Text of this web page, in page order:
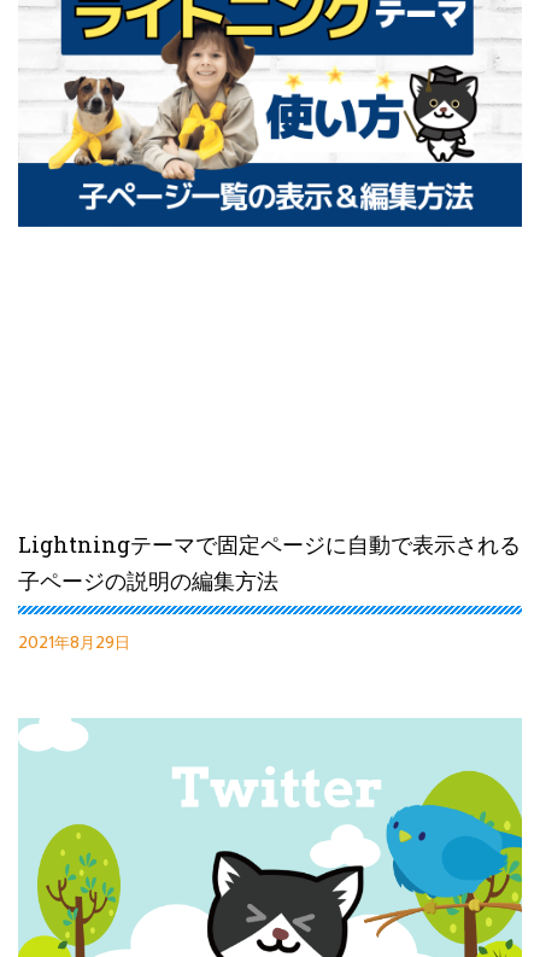
Lightningテーマで固定ページに自動で表示される
子ページの説明の編集方法
2021年8月29日